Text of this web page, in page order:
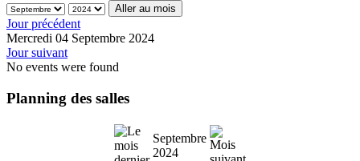
Aller au mois
Jour précédent
Mercredi 04 Septembre 2024
Jour suivant
No events were found
Planning des salles
Septembre
2024